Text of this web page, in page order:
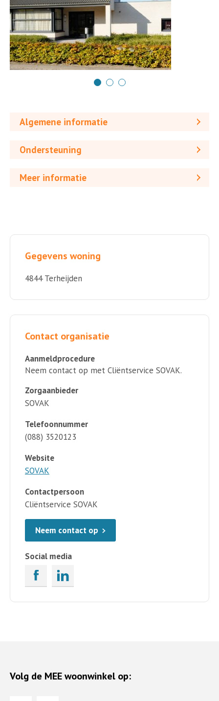
Algemene informatie
Ondersteuning
Meer informatie
Gegevens woning
4844 Terheijden
Contact organisatie
Aanmeldprocedure
Neem contact op met Cliëntservice SOVAK.
Zorgaanbieder
SOVAK
Telefoonnummer
(088) 3520123
Website
SOVAK
Contactpersoon
Cliëntservice SOVAK
Neem contact op
Social media
Volg de MEE woonwinkel op: